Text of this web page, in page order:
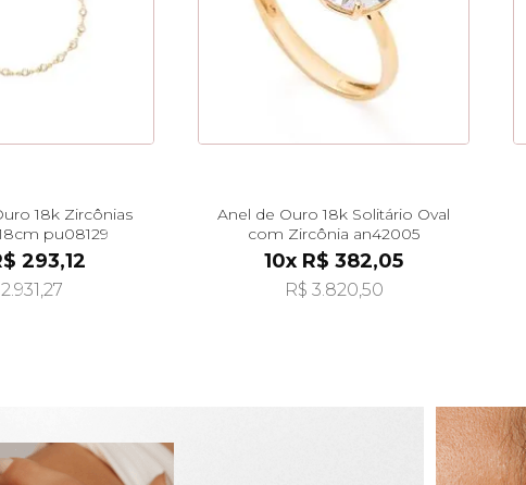
18k Zircônias
pu08129
293,12
Anel de Ouro 18k Solitário Oval
com Zircônia an42005
10x R$ 382,05
R$ 3.820,50